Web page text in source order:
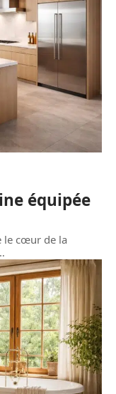
équipée
le cœur de la